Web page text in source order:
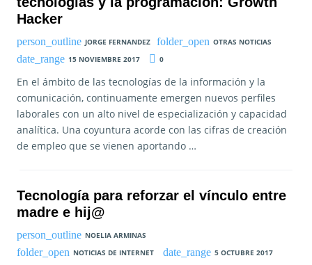
Hacker
JORGE FERNANDEZ
OTRAS NOTICIAS
15 NOVIEMBRE 2017
0
En el ámbito de las tecnologías de la información y la
comunicación, continuamente emergen nuevos perfiles
laborales con un alto nivel de especialización y capacidad
analítica. Una coyuntura acorde con las cifras de creación
de empleo que se vienen aportando …
Tecnología para reforzar el vínculo entre
madre e hij@
NOELIA ARMINAS
NOTICIAS DE INTERNET
5 OCTUBRE 2017